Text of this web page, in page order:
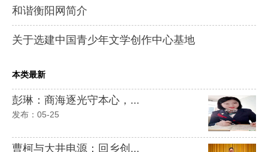
和谐衡阳网简介
关于选建中国青少年文学创作中心基地
本类最新
彭琳：商海逐光守本心，...
发布：05-25
曹柯与大井电源：回乡创...